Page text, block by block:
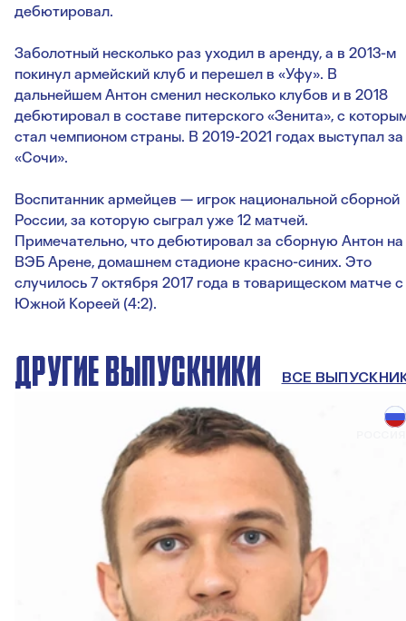
дебютировал.
Заболотный несколько раз уходил в аренду, а в 2013-м
покинул армейский клуб и перешел в «Уфу». В
дальнейшем Антон сменил несколько клубов и в 2018
дебютировал в составе питерского «Зенита», с
стал чемпионом страны. В 2019-2021 годах выступал за
«Сочи».
Воспитанник армейцев — игрок национальной сборной
России, за которую сыграл уже 12 матчей.
Примечательно, что дебютировал за сборную Антон на
ВЭБ Арене, домашнем стадионе красно-синих. Это
случилось 7 октября 2017 года в товарищеском матче с
Южной Кореей (4:2).
ДРУГИЕ ВЫПУСКНИКИ ВСЕ